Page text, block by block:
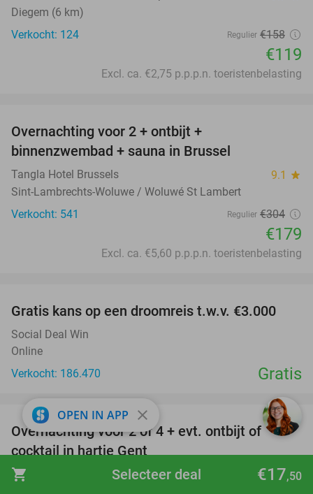
shopping_cart €17,50
Selecteer deal
Diegem (6 km)
Verkocht: 124
Regulier €158
€119
Excl. ca. €2,75 p.p.p.n. toeristenbelasting
Overnachting voor 2 + ontbijt +
binnenzwembad + sauna in Brussel
Tangla Hotel Brussels 9.1 star
Sint-Lambrechts-Woluwe / Woluwé St Lambert
Verkocht: 541
Regulier €304
€179
Excl. ca. €5,60 p.p.p.n. toeristenbelasting
Gratis kans op een droomreis t.w.v. €3.000
Social Deal Win
Online
Verkocht: 186.470
Gratis
40%
favorite_border
Overnachting voor 2 of 4 + evt. ontbijt of
cocktail in hartje Gent
Hotel Novotel Gent Centrum 9.3 star
OPEN IN APP close